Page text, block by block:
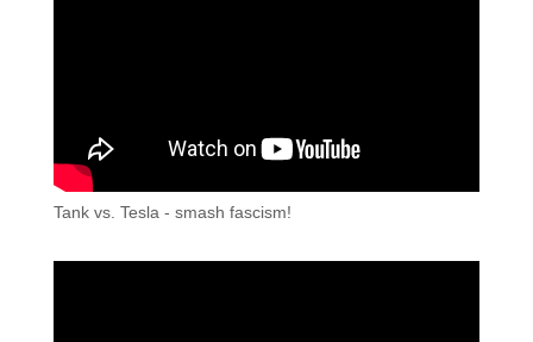
Tank vs. Tesla - smash fascism!